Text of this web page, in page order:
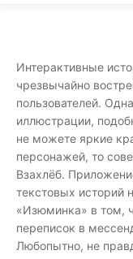
Интерактивные
чрезвычайно
пользователей.
иллюстрации,
не можете яркие
персонажей, то
Взахлёб.
текстовых историй
«Изюминка» в том,
переписок в
Любопытно, не